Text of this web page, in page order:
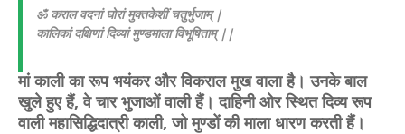
ॐ कराल वदनां घोरां मुक्तकेशीं चतुर्भुजाम् |
कालिकां दक्षिणां दिव्यां मुण्डमाला विभूषिताम् ||
मां काली का रूप भयंकर और विकराल मुख वाला है। उनके बाल
खुले हुए हैं, वे चार भुजाओं वाली हैं। दाहिनी ओर स्थित दिव्य रूप
वाली महासिद्धिदात्री काली, जो मुण्डों की माला धारण करती हैं।